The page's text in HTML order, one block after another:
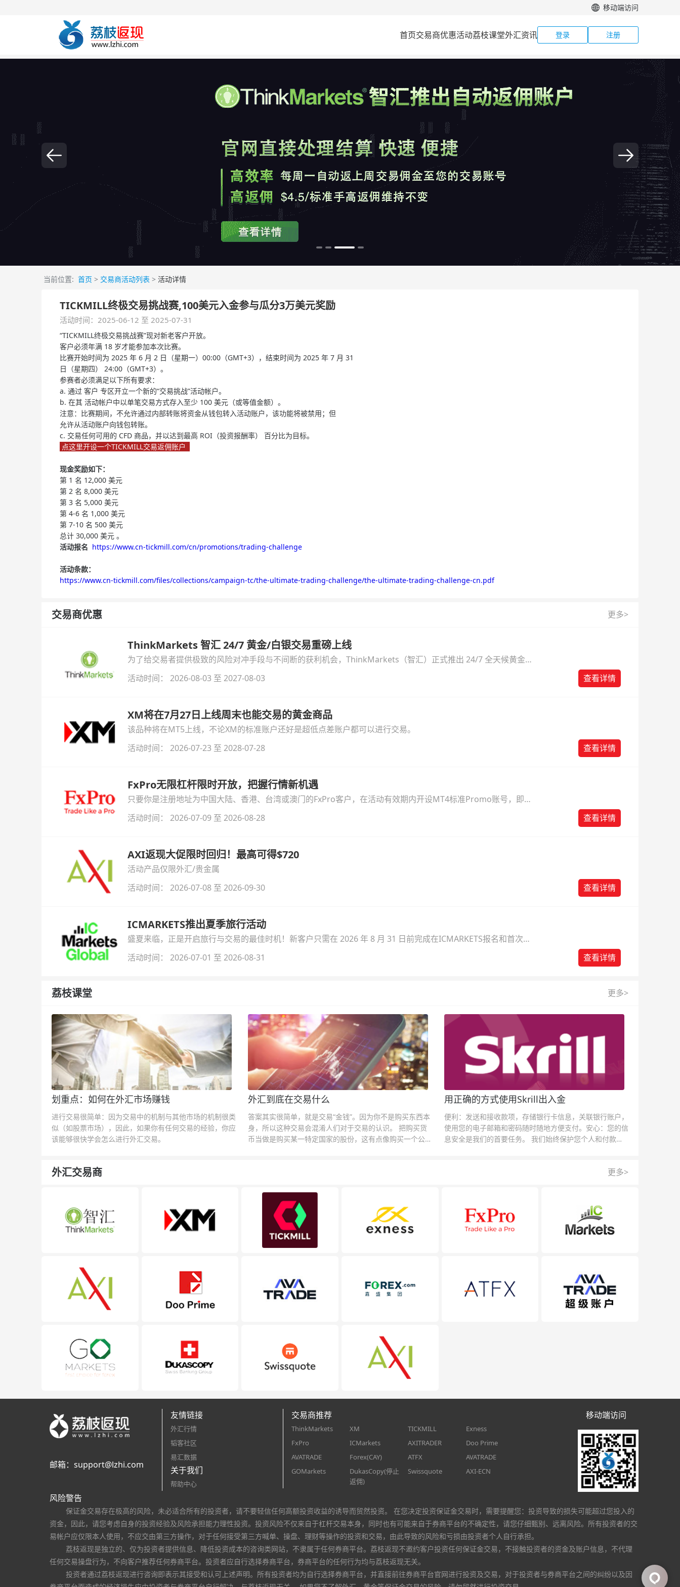
移动端访问
首页交易商优惠活动荔枝课堂外汇资讯 登录 注册
当前位置: 首页 > 交易商活动列表 > 活动详情
TICKMILL终极交易挑战赛,100美元入金参与瓜分3万美元奖励
活动时间：2025-06-12 至 2025-07-31
“TICKMILL终极交易挑战赛”现对新老客户开放。
客户必须年满 18 岁才能参加本次比赛。
比赛开始时间为 2025 年 6 月 2 日（星期一）00:00（GMT+3），结束时间为 2025 年 7 月 31
日（星期四） 24:00（GMT+3）。
参赛者必须满足以下所有要求：
a. 通过 客户 专区开立一个新的“交易挑战”活动帐户。
b. 在其 活动帐户中以单笔交易方式存入至少 100 美元（或等值金额）。
注意：比赛期间，不允许通过内部转账将资金从钱包转入活动账户，该功能将被禁用；但
允许从活动账户向钱包转账。
c. 交易任何可用的 CFD 商品，并以达到最高 ROI（投资报酬率） 百分比为目标。
点这里开设一个TICKMILL交易返佣账户
现金奖励如下：
第 1 名 12,000 美元
第 2 名 8,000 美元
第 3 名 5,000 美元
第 4-6 名 1,000 美元
第 7-10 名 500 美元
总计 30,000 美元 。
活动报名 https://www.cn-tickmill.com/cn/promotions/trading-challenge
活动条款：
https://www.cn-tickmill.com/files/collections/campaign-tc/the-ultimate-trading-challenge/the-ultimate-trading-challenge-cn.pdf
交易商优惠 更多>
ThinkMarkets 智汇 24/7 黄金/白银交易重磅上线
为了给交易者提供极致的风险对冲手段与不间断的获利机会，ThinkMarkets（智汇）正式推出 24/7 全天候黄金
与白银交易！本文将为您详细拆解本次升级的核心交易品种、杠杆配置、支持软件及交易细则。
活动时间： 2026-08-03 至 2027-08-03 查看详情
XM将在7月27日上线周末也能交易的黄金商品
该品种将在MT5上线，不论XM的标准账户还好是超低点差账户都可以进行交易。
活动时间： 2026-07-23 至 2028-07-28
查看详情
FxPro无限杠杆限时开放，把握行情新机遇
只要你是注册地址为中国大陆、香港、台湾或澳门的FxPro客户，在活动有效期内开设MT4标准Promo账号，即可
自动解锁无限倍杠杆福利，无需额外复杂操作。
活动时间： 2026-07-09 至 2026-08-28 查看详情
AXI返现大促限时回归！最高可得$720
活动产品仅限外汇/贵金属
活动时间： 2026-07-08 至 2026-09-30
查看详情
ICMARKETS推出夏季旅行活动
盛夏来临，正是开启旅行与交易的最佳时机！新客户只需在 2026 年 8 月 31 日前完成在ICMARKETS报名和首次入
金即可参与！
活动时间： 2026-07-01 至 2026-08-31 查看详情
荔枝课堂 更多>
划重点：如何在外汇市场赚钱
进行交易很简单：因为交易中的机制与其他市场的机制很类
似（如股票市场），因此，如果你有任何交易的经验，你应
该能够很快学会怎么进行外汇交易。
外汇到底在交易什么
答案其实很简单，就是交易“金钱”。因为你不是购买东西本
身，所以这种交易会混淆人们对于交易的认识。 把购买货
币当做是购买某一特定国家的股份，这有点像购买一个公司
用正确的方式使用Skrill出入金
便利：发送和接收款项，存储银行卡信息，关联银行账户，
使用您的电子邮箱和密码随时随地方便支付。安心：您的信
息安全是我们的首要任务。 我们始终保护您个人和付款信
外汇交易商 更多>
邮箱： support@lzhi.com
友情链接
外汇行情
韬客社区
易汇数据
关于我们
帮助中心
交易商推荐
ThinkMarkets XM TICKMILL
Exness
FxPro
ICMarkets AXITRADER
Doo Prime
AVATRADE
Forex(CAY) ATFX
AVATRADE
GOMarkets
DukasCopy(停止
返佣)
Swissquote AXI-ECN
移动端访问
风险警告
保证金交易存在极高的风险，未必适合所有的投资者，请不要轻信任何高额投资收益的诱导而贸然投资。 在您决定投资保证金交易时，需要提醒您：投资导致的损失可能超过您投入的
资金，因此，请您考虑自身的投资经验及风险承担能力理性投资。投资风险不仅来自于杠杆交易本身，同时也有可能来自于券商平台的不确定性，请您仔细甄别、远离风险。所有投资者的交
易帐户应仅限本人使用，不应交由第三方操作，对于任何接受第三方喊单、操盘、理财等操作的投资和交易，由此导致的风险和亏损由投资者个人自行承担。
荔枝返现是独立的、仅为投资者提供信息、降低投资成本的咨询类网站，不隶属于任何券商平台。荔枝返现不邀约客户投资任何保证金交易，不接触投资者的资金及账户信息，不代理
任何交易操盘行为，不向客户推荐任何券商平台。投资者应自行选择券商平台，券商平台的任何行为均与荔枝返现无关。
投资者通过荔枝返现进行咨询即表示其接受和认可上述声明。所有投资者均为自行选择券商平台，并直接前往券商平台官网进行投资及交易，对于投资者与券商平台之间的纠纷以及因